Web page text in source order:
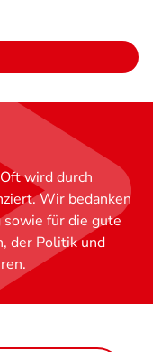
wird durch
Wir bedanken
für die gute
der Politik und